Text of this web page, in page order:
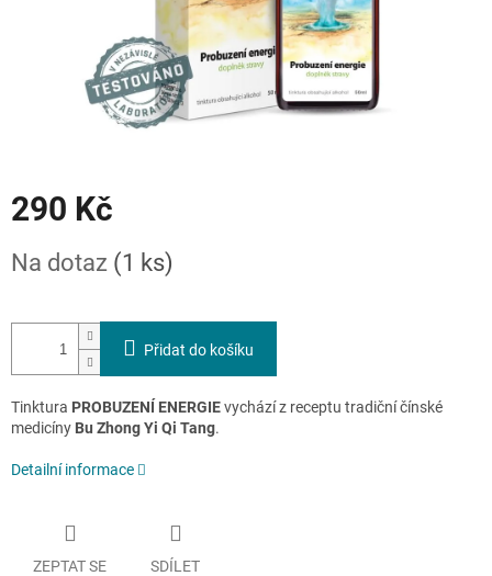
290 Kč
cena:
Na dotaz (1 ks)
Přidat do košíku
Tinktura PROBUZENÍ ENERGIEvychází z receptu tradiční čínské
medicíny Bu Zhong Yi Qi Tang.
Detailní informace
ZEPTAT SE SDÍLET